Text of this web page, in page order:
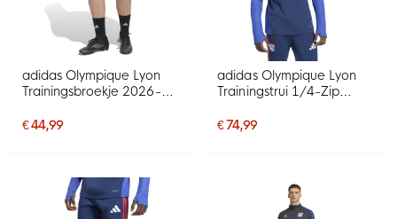
adidas Olympique Lyon
Trainingsbroekje 2026-
Rood
€ 44,99
adidas Olympique Lyon
Trainingstrui 1/4-Zip
Blauw Rood
€ 74,99